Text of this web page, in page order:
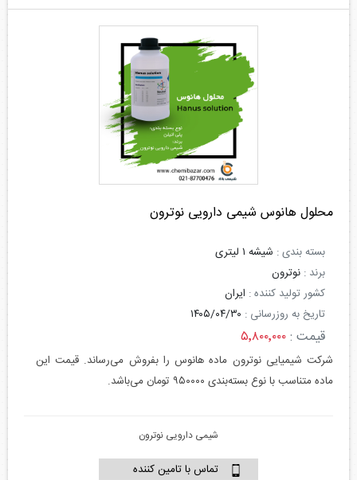
محلول هانوس شیمی دارویی نوترون
بسته بندی : شیشه ۱ لیتری
برند : نوترون
کشور تولید کننده : ایران
تاریخ به روزرسانی : ۱۴۰۵/۰۴/۳۰
قیمت :۵٬۸۰۰٬۰۰۰
شرکت شیمیایی نوترون ماده هانوس را بفروش می‌رساند. قیمت این
ماده متناسب با نوع بسته‌بندی ۹۵۰۰۰۰ تومان می‌باشد.
شیمی دارویی نوترون
تماس با تامین کننده